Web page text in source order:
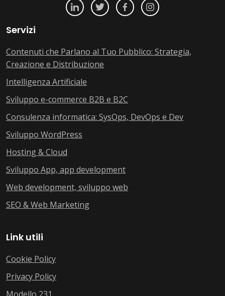
Servizi
Contenuti che Parlano al Tuo Pubblico: Strategia,
Creazione e Distribuzione
Intelligenza Artificiale
Sviluppo e-commerce B2B e B2C
Consulenza informatica: SysOps, DevOps e Dev
Sviluppo WordPress
Hosting & Cloud
Sviluppo App, app development
Web development, sviluppo web
SEO & Web Marketing
Link utili
Cookie Policy
Privacy Policy